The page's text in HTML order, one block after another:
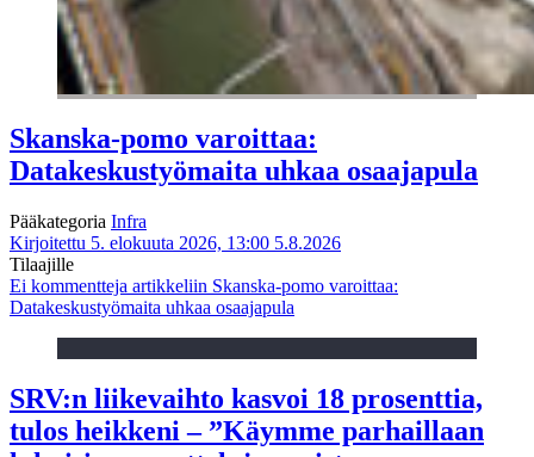
Skanska-pomo varoittaa:
Datakeskustyömaita uhkaa osaajapula
Pääkategoria Infra
Kirjoitettu 5. elokuuta 2026, 13:00 5.8.2026
Tilaajille
Ei kommentteja artikkeliin Skanska-pomo varoittaa:
Datakeskustyömaita uhkaa osaajapula
SRV:n liikevaihto kasvoi 18 prosenttia,
tulos heikkeni – ”Käymme parhaillaan